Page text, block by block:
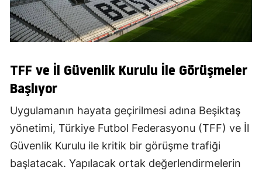
TFF ve İl Güvenlik Kurulu İle Görüşmeler
Başlıyor
Uygulamanın hayata geçirilmesi adına Beşiktaş
yönetimi, Türkiye Futbol Federasyonu (TFF) ve İl
Güvenlik Kurulu ile kritik bir görüşme trafiği
başlatacak. Yapılacak ortak değerlendirmelerin